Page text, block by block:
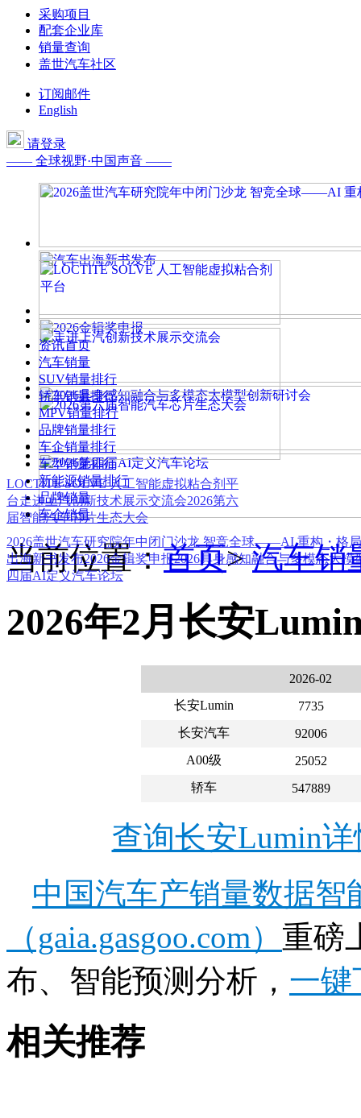
采购项目
配套企业库
销量查询
盖世汽车社区
订阅邮件
English
请登录
—— 全球视野·中国声音 ——
2026盖世汽车研究院年中闭门沙龙 智竞全球——AI 重构・格
出海新书发布2026金辑奖申报2026具身感知融合与多模态大模
四届AI定义汽车论坛
LOCTITE SOLVE 人工智能虚拟粘合剂平
台走进上汽创新技术展示交流会2026第六
届智能汽车芯片生态大会
资讯首页
汽车销量
SUV销量排行
轿车销量排行
MPV销量排行
品牌销量排行
车企销量排行
车型销量排行
新能源销量排行
品牌销量
车企销量
当前位置：首页>汽车销
2026年2月长安
2026-02
长安Lumin
7735
长安汽车
92006
A00级
25052
轿车
547889
查询长安Lumin
中国汽车产销量数据
（gaia.gasgoo.com） 重磅
布、智能预测分析， 一键
相关推荐